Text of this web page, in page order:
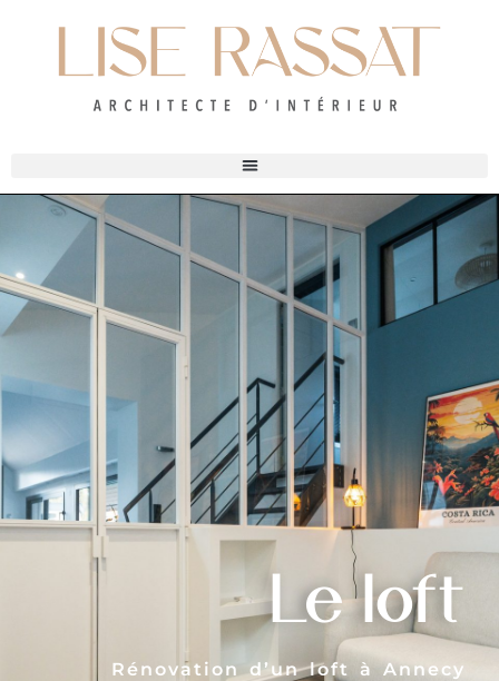
Le loft
Rénovation d’un loft à Annecy